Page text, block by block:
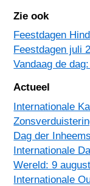
Zie ook
Feestdagen
Feestdagen juli
Vandaag de
Actueel
Internationale
Dag der
Internationale
Wereld: 9
Internationale